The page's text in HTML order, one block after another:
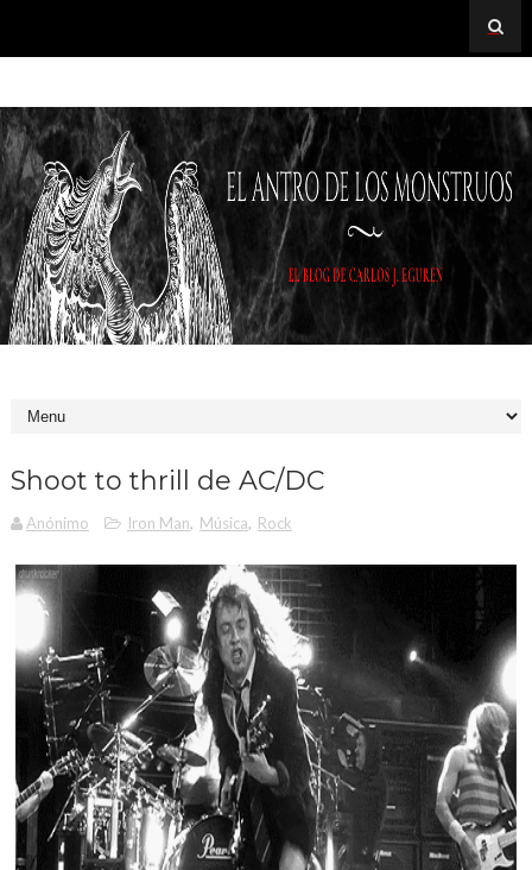
Shoot to thrill de AC/DC
Anónimo Iron Man, Música, Rock